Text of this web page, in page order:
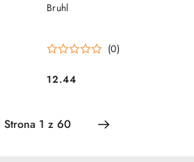
Bruhl
(0)
Cena:
12.44